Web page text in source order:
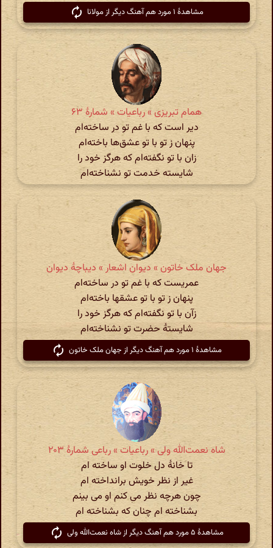
مشاهدهٔ ۱ مورد هم آهنگ دیگر از مولانا
همام تبریزی » رباعیات » شمارهٔ ۶۳
دیر است که با غم تو در ساخته‌ام
پنهان ز تو با تو عشق‌ها باخته‌ام
زان با تو نگفته‌ام که هرگز خود را
شایسته خدمت تو نشناخته‌ام
جهان ملک خاتون » دیوان اشعار » دیباچهٔ دیوان
عمریست که با غم تو در ساخته‌ام
پنهان ز تو با تو عشقها باخته‌ام
زآن با تو نگفته‌ام که هرگز خود را
شایستهٔ حضرت تو نشناخته‌ام
مشاهدهٔ ۱ مورد هم آهنگ دیگر از جهان ملک خاتون
شاه نعمت‌الله ولی » رباعیات » رباعی شمارهٔ ۲۰۳
تا خانهٔ دل خلوت او ساخته ام
غیر از نظر خویش برانداخته ام
چون هرچه نظر می کنم او می بینم
بشناخته ام چنان که بشناخته ام
مشاهدهٔ ۵ مورد هم آهنگ دیگر از شاه نعمت‌الله ولی